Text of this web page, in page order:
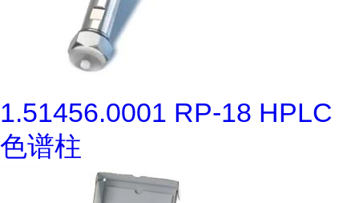
1.51456.0001 RP-18 HPLC
色谱柱